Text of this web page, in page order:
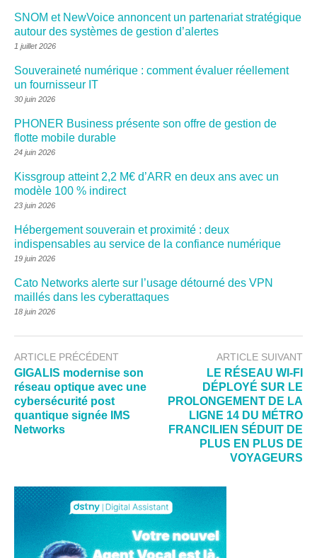
SNOM et NewVoice annoncent un partenariat stratégique
autour des systèmes de gestion d’alertes
1 juillet 2026
Souveraineté numérique : comment évaluer réellement
un fournisseur IT
30 juin 2026
PHONER Business présente son offre de gestion de
flotte mobile durable
24 juin 2026
Kissgroup atteint 2,2 M€ d’ARR en deux ans avec un
modèle 100 % indirect
23 juin 2026
Hébergement souverain et proximité : deux
indispensables au service de la confiance numérique
19 juin 2026
Cato Networks alerte sur l’usage détourné des VPN
maillés dans les cyberattaques
18 juin 2026
ARTICLE PRÉCÉDENT
GIGALIS modernise son
réseau optique avec une
cybersécurité post
quantique signée IMS
Networks
ARTICLE SUIVANT
LE RÉSEAU WI-FI
DÉPLOYÉ SUR LE
PROLONGEMENT DE LA
LIGNE 14 DU MÉTRO
FRANCILIEN SÉDUIT DE
PLUS EN PLUS DE
VOYAGEURS